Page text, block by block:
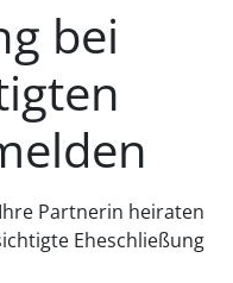
bei
Partnerin heiraten
Eheschließung